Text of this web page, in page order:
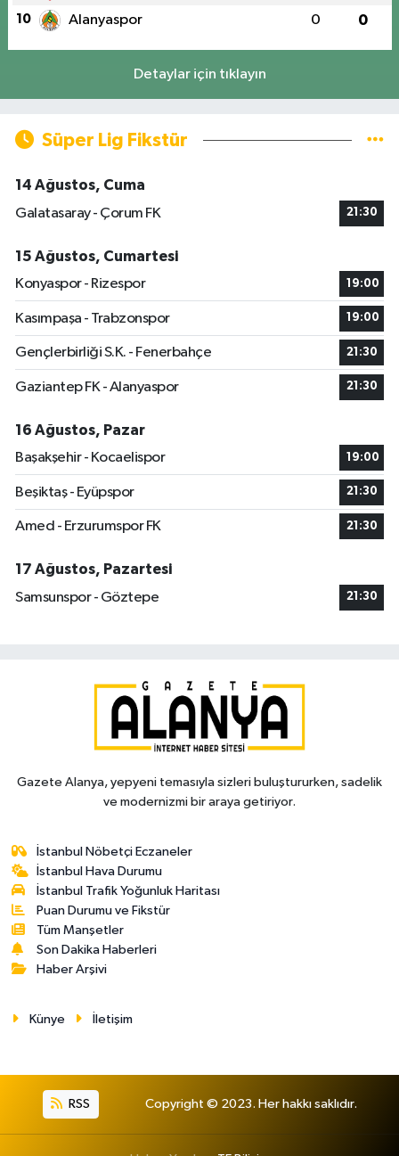
10 Alanyaspor 0 0
Detaylar için tıklayın
Süper Lig Fikstür
14 Ağustos, Cuma
Galatasaray - Çorum FK
21:30
15 Ağustos, Cumartesi
Konyaspor - Rizespor
19:00
Kasımpaşa - Trabzonspor 19:00
Gençlerbirliği S.K. - Fenerbahçe 21:30
Gaziantep FK - Alanyaspor 21:30
16 Ağustos, Pazar
Başakşehir - Kocaelispor
19:00
Beşiktaş - Eyüpspor 21:30
Amed - Erzurumspor FK 21:30
17 Ağustos, Pazartesi
Samsunspor - Göztepe
21:30
Gazete Alanya, yepyeni temasıyla sizleri buluştururken, sadelik
ve modernizmi bir araya getiriyor.
İstanbul Nöbetçi Eczaneler
İstanbul Hava Durumu
İstanbul Trafik Yoğunluk Haritası
Puan Durumu ve Fikstür
Tüm Manşetler
Son Dakika Haberleri
Haber Arşivi
Künye İletişim
RSS Copyright © 2023. Her hakkı saklıdır.